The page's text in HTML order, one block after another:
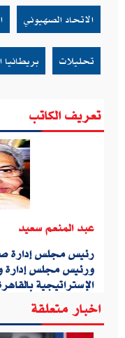
الاتحاد الصهيوني
تحليلات
تعريف الكاتب
عبد المنعم سعيد
رئيس مجلس إدارة
ورئيس مجلس إدارة
الإستراتيجية
اخبار متعلقة